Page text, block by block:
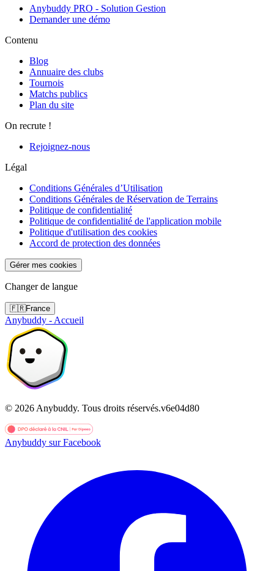
Anybuddy PRO - Solution Gestion
Demander une démo
Contenu
Blog
Annuaire des clubs
Tournois
Matchs publics
Plan du site
On recrute !
Rejoignez-nous
Légal
Conditions Générales d’Utilisation
Conditions Générales de Réservation de Terrains
Politique de confidentialité
Politique de confidentialité de l'application mobile
Politique d'utilisation des cookies
Accord de protection des données
Gérer mes cookies
Changer de langue
🇫🇷France
Anybuddy - Accueil
© 2026 Anybuddy. Tous droits réservés.v6e04d80
Anybuddy sur Facebook